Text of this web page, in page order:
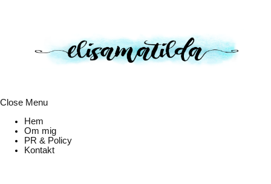
Close Menu
Hem
Om mig
PR & Policy
Kontakt